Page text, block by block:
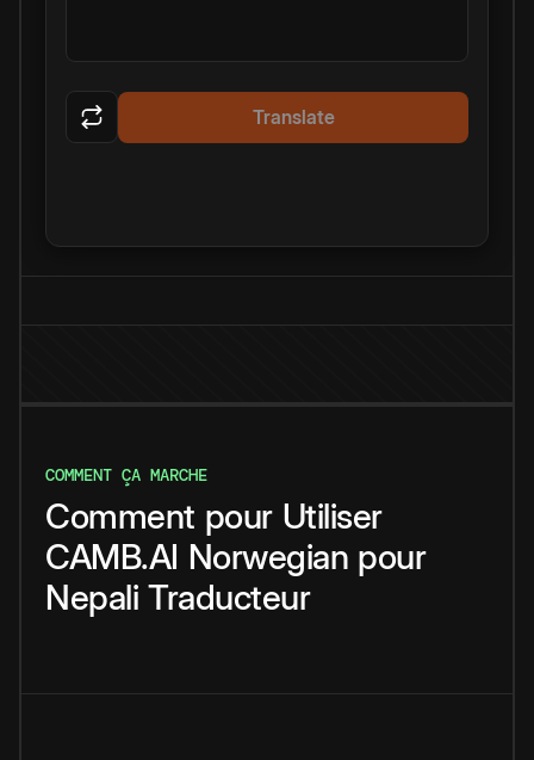
Translate
COMMENT ÇA MARCHE
Comment pour Utiliser
CAMB.AI Norwegian pour
Nepali Traducteur